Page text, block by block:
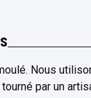
Nous
par un